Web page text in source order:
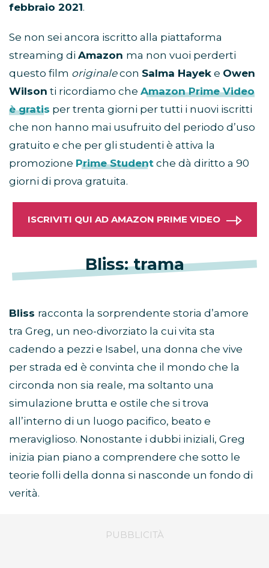
febbraio 2021.
Se non sei ancora iscritto alla piattaforma
streaming di Amazon ma non vuoi perderti
questo film originalecon Salma Hayek e Owen
Wilson ti ricordiamo che Amazon Prime Video
è gratis per trenta giorni per tutti i nuovi iscritti
che non hanno mai usufruito del periodo d’uso
gratuito e che per gli studenti è attiva la
promozione Prime Student che dà diritto a 90
giorni di prova gratuita.
ISCRIVITI QUI AD AMAZON PRIME VIDEO
Bliss: trama
Bliss racconta la sorprendente storia d’amore
tra Greg, un neo-divorziato la cui vita sta
cadendo a pezzi e Isabel, una donna che vive
per strada ed è convinta che il mondo che la
circonda non sia reale, ma soltanto una
simulazione brutta e ostile che si trova
all’interno di un luogo pacifico, beato e
meraviglioso. Nonostante i dubbi iniziali, Greg
inizia pian piano a comprendere che sotto le
teorie folli della donna si nasconde un fondo di
verità.